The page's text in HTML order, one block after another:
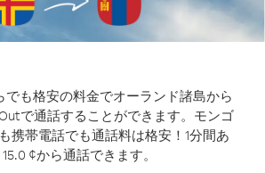
でも格安の料金でオーランド諸島から
で通話することができます。 モンゴ
携帯電話でも通話料は格安！1分間あ
¢から通話できます。